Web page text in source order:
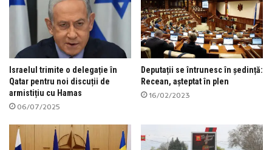
Israelul trimite o delegație în
Qatar pentru noi discuții de
armistițiu cu Hamas
06/07/2025
Deputații se întrunesc în ședință:
Recean, așteptat în plen
16/02/2023